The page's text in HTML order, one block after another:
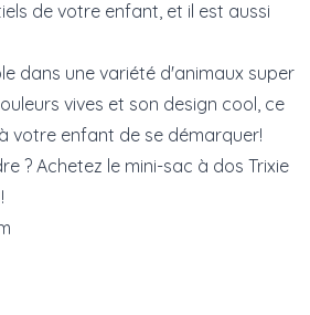
de votre enfant, et il est aussi
dans une variété d'animaux super
vives et son design cool, ce
votre enfant de se démarquer!
? Achetez le mini-sac à dos Trixie